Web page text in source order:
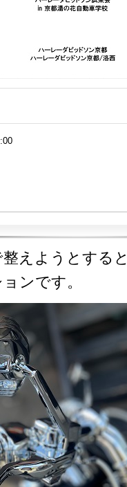
えようとする
ンです。